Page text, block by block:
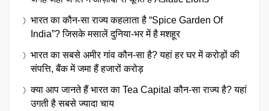
भारत का कौन-सा राज्य कहलाता है “Spice Garden Of
India”? जिसके मसालें दुनिया-भर में है मशहूर
भारत का सबसे अमीर गांव कौन-सा है? यहां हर घर में करोड़ों की
संपत्ति, बैंक में जमा हैं हजारों करोड़
क्या आप जानते हैं भारत का Tea Capital कौन-सा राज्य है? यहां
उगती है सबसे ज्यादा चाय